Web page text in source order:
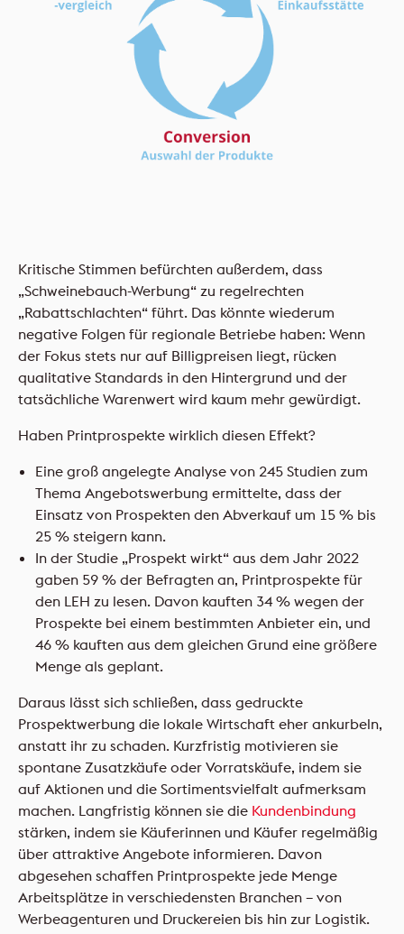
Kritische Stimmen befürchten außerdem, dass
„Schweinebauch-Werbung“ zu regelrechten
„Rabattschlachten“ führt. Das könnte wiederum
negative Folgen für regionale Betriebe haben: Wenn
der Fokus stets nur auf Billigpreisen liegt, rücken
qualitative Standards in den Hintergrund und der
tatsächliche Warenwert wird kaum mehr gewürdigt.
Haben Printprospekte wirklich diesen Effekt?
Eine groß angelegte Analyse von 245 Studien zum
Thema Angebotswerbung ermittelte, dass der
Einsatz von Prospekten den Abverkauf um 15 % bis
25 % steigern kann.
In der Studie „Prospekt wirkt“ aus dem Jahr 2022
gaben 59 % der Befragten an, Printprospekte für
den LEH zu lesen. Davon kauften 34 % wegen der
Prospekte bei einem bestimmten Anbieter ein, und
46 % kauften aus dem gleichen Grund eine größere
Menge als geplant.
Daraus lässt sich schließen, dass gedruckte
Prospektwerbung die lokale Wirtschaft eher ankurbeln,
anstatt ihr zu schaden. Kurzfristig motivieren sie
spontane Zusatzkäufe oder Vorratskäufe, indem sie
auf Aktionen und die Sortimentsvielfalt aufmerksam
machen. Langfristig können sie die Kundenbindung
stärken, indem sie Käuferinnen und Käufer regelmäßig
über attraktive Angebote informieren. Davon
abgesehen schaffen Printprospekte jede Menge
Arbeitsplätze in verschiedensten Branchen – von
Werbeagenturen und Druckereien bis hin zur Logistik.